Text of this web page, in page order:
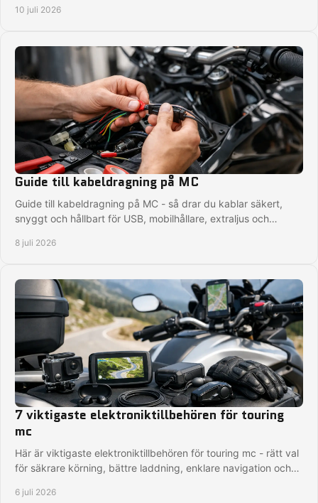
10 juli 2026
Guide till kabeldragning på MC
Guide till kabeldragning på MC - så drar du kablar säkert,
snyggt och hållbart för USB, mobilhållare, extraljus och
8 juli 2026
7 viktigaste elektroniktillbehören för touring
mc
Här är viktigaste elektroniktillbehören för touring mc - rätt val
för säkrare körning, bättre laddning, enklare navigation och
6 juli 2026